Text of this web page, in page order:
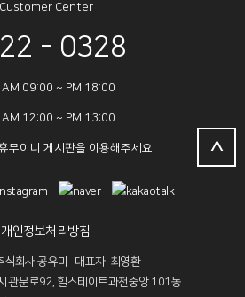
Customer Center
- 0328
AM 09:00 ~ PM 18:00
AM 12:00 ~ PM 13:00
무이니 게시판을 이용해주세요.
개인정보처리방침
식회사 공유미 대표자: 최영환
관문로92, 힐스테이트과천중앙 101동
^